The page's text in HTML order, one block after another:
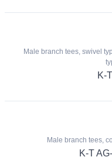
Male branch tees, swivel
K-
Male branch tees,
K-T